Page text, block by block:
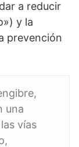
a reducir
y la
prevención
una
vías